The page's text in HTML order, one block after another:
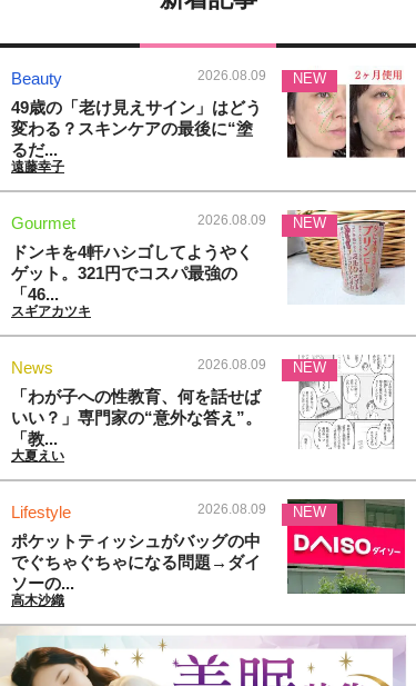
Beauty 2026.08.09
49歳の「老け見えサイン」はどう
変わる？スキンケアの最後に“塗
るだ...
遠藤幸子
NEW
Gourmet 2026.08.09
ドンキを4軒ハシゴしてようやく
ゲット。321円でコスパ最強の
「46...
スギアカツキ
NEW
News 2026.08.09
「わが子への性教育、何を話せば
いい？」専門家の“意外な答え”。
「教...
大夏えい
NEW
Lifestyle 2026.08.09
ポケットティッシュがバッグの中
でぐちゃぐちゃになる問題→ダイ
ソーの...
高木沙織
NEW